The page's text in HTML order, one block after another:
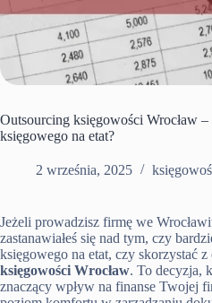
Outsourcing księgowości Wrocław
księgowego na etat?
2 września, 2025
Jeżeli prowadzisz firmę we
zastanawiałeś się nad tym, czy
księgowego na etat, czy skorzystać z
księgowości Wrocław. To decyzja,
znaczący wpływ na finanse Twojej